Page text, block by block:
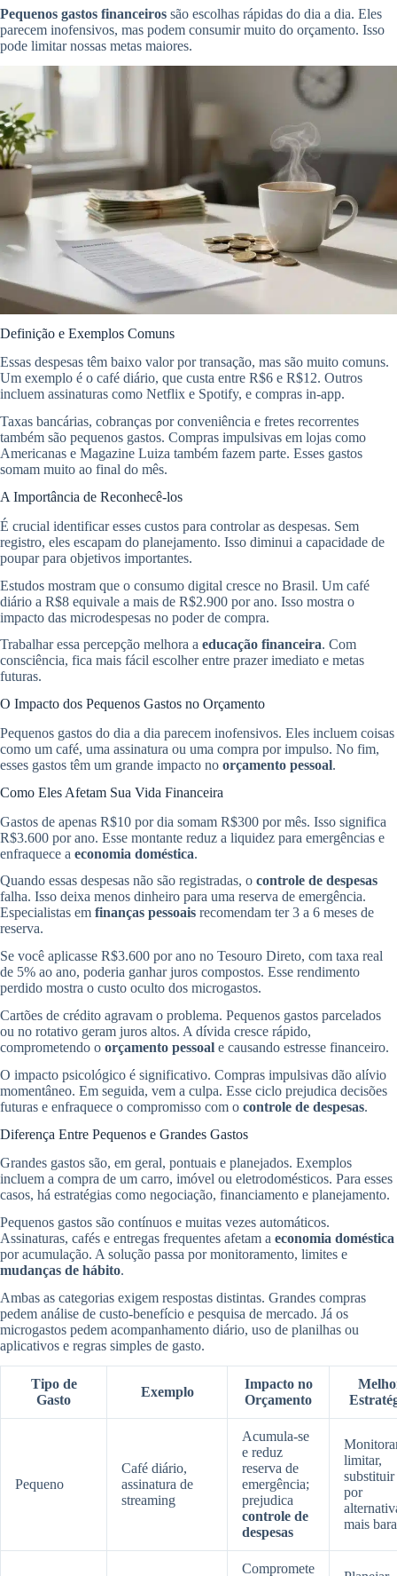
Pequenos gastos financeiros são escolhas rápidas do dia a dia. Eles
parecem inofensivos, mas podem consumir muito do orçamento. Isso
pode limitar nossas metas maiores.
Definição e Exemplos Comuns
Essas despesas têm baixo valor por transação, mas são muito comuns.
Um exemplo é o café diário, que custa entre R$6 e R$12. Outros
incluem assinaturas como Netflix e Spotify, e compras in-app.
Taxas bancárias, cobranças por conveniência e fretes recorrentes
também são pequenos gastos. Compras impulsivas em lojas como
Americanas e Magazine Luiza também fazem parte. Esses gastos
somam muito ao final do mês.
A Importância de Reconhecê-los
É crucial identificar esses custos para controlar as despesas. Sem
registro, eles escapam do planejamento. Isso diminui a capacidade de
poupar para objetivos importantes.
Estudos mostram que o consumo digital cresce no Brasil. Um café
diário a R$8 equivale a mais de R$2.900 por ano. Isso mostra o
impacto das microdespesas no poder de compra.
Trabalhar essa percepção melhora a educação financeira. Com
consciência, fica mais fácil escolher entre prazer imediato e metas
futuras.
O Impacto dos Pequenos Gastos no Orçamento
Pequenos gastos do dia a dia parecem inofensivos. Eles incluem coisas
como um café, uma assinatura ou uma compra por impulso. No fim,
esses gastos têm um grande impacto no orçamento pessoal.
Como Eles Afetam Sua Vida Financeira
Gastos de apenas R$10 por dia somam R$300 por mês. Isso significa
R$3.600 por ano. Esse montante reduz a liquidez para emergências e
enfraquece a economia doméstica.
Quando essas despesas não são registradas, o controle de despesas
falha. Isso deixa menos dinheiro para uma reserva de emergência.
Especialistas em finanças pessoais recomendam ter 3 a 6 meses de
reserva.
Se você aplicasse R$3.600 por ano no Tesouro Direto, com taxa real
de 5% ao ano, poderia ganhar juros compostos. Esse rendimento
perdido mostra o custo oculto dos microgastos.
Cartões de crédito agravam o problema. Pequenos gastos parcelados
ou no rotativo geram juros altos. A dívida cresce rápido,
comprometendo o orçamento pessoal e causando estresse financeiro.
O impacto psicológico é significativo. Compras impulsivas dão alívio
momentâneo. Em seguida, vem a culpa. Esse ciclo prejudica decisões
futuras e enfraquece o compromisso com o controle de despesas.
Diferença Entre Pequenos e Grandes Gastos
Grandes gastos são, em geral, pontuais e planejados. Exemplos
incluem a compra de um carro, imóvel ou eletrodomésticos. Para esses
casos, há estratégias como negociação, financiamento e planejamento.
Pequenos gastos são contínuos e muitas vezes automáticos.
Assinaturas, cafés e entregas frequentes afetam a economia doméstica
por acumulação. A solução passa por monitoramento, limites e
mudanças de hábito.
Ambas as categorias exigem respostas distintas. Grandes compras
pedem análise de custo-benefício e pesquisa de mercado. Já os
microgastos pedem acompanhamento diário, uso de planilhas ou
aplicativos e regras simples de gasto.
Tipo de
Gasto
Exemplo
Impacto no
Orçamento
Pequeno
Café diário,
assinatura de
streaming
Acumula-se
e reduz
reserva de
emergência;
prejudica
controle de
despesas
limitar,
substituir
por
mais
Compromete